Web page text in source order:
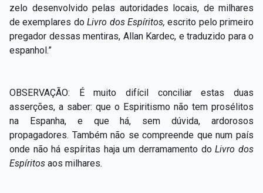
zelo desenvolvido pelas autoridades locais, de milhares
de exemplares doLivro dos Espíritos,escrito pelo primeiro
pregador dessas mentiras, Allan Kardec, e traduzido para o
espanhol.”
OBSERVAÇÃO: É muito difícil conciliar estas duas
asserções, a saber: que o Espiritismo não tem prosélitos
na Espanha, e que há, sem dúvida, ardorosos
propagadores. Também não se compreende que num país
onde não há espíritas haja um derramamento doLivro dos
Espíritos aos milhares.